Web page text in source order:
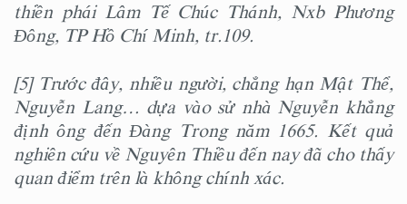
thiền phái Lâm Tế Chúc Thánh, Nxb Phương
Đông, TP Hồ Chí Minh, tr.109.
[5] Trước đây, nhiều người, chẳng hạn Mật Thể,
Nguyễn Lang… dựa vào sử nhà Nguyễn khẳng
định ông đến Đàng Trong năm 1665. Kết quả
nghiên cứu về Nguyên Thiều đến nay đã cho thấy
quan điểm trên là không chính xác.